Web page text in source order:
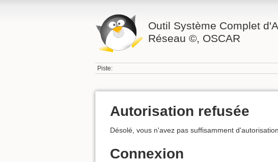
Outil Système Complet
Réseau ©, OSCAR
Piste:
Autorisation refusée
Désolé, vous n'avez pas suffisamment
Connexion